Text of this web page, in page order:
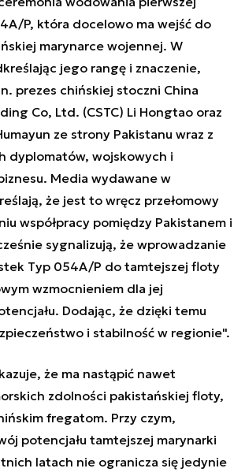
P, która docelowo ma wejść do
marynarce wojennej. W
jego rangę i znaczenie,
prezes chińskiej stoczni China
Co, Ltd. (CSTC) Li Hongtao oraz
ze strony Pakistanu wraz z
dyplomatów, wojskowych i
Media wydawane w
że jest to wręcz przełomowy
współpracy pomiędzy Pakistanem i
sygnalizują, że wprowadzanie
Typ 054A/P do tamtejszej floty
wzmocnieniem dla jej
Dodając, że dzięki temu
i stabilność w regionie".
że ma nastąpić nawet
zdolności pakistańskiej floty,
fregatom. Przy czym,
potencjału tamtejszej marynarki
latach nie ogranicza się jedynie